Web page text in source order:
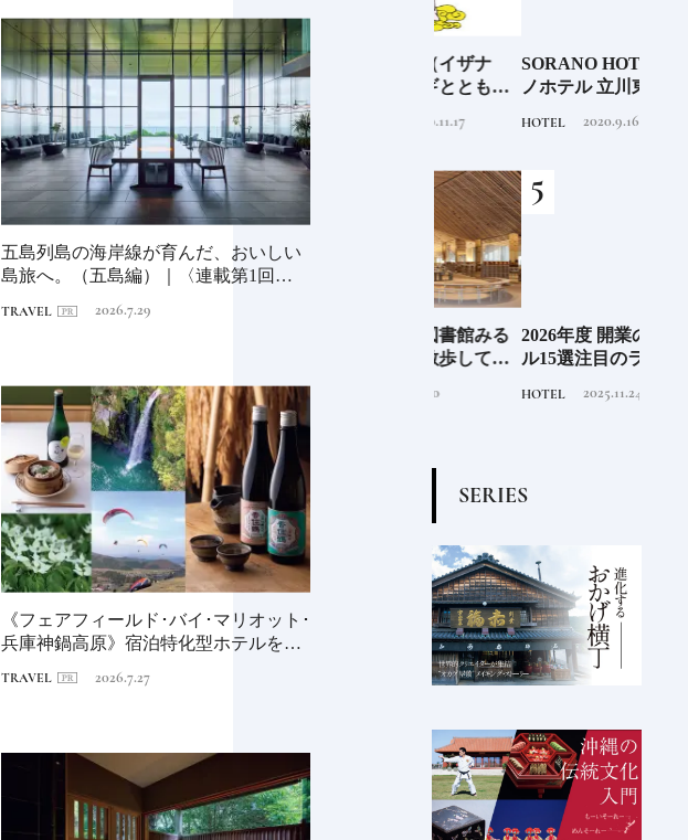
五島列島の海岸線が育んだ、おいしい
島旅へ。（五島編）｜〈連載第1回〉長
TRAVEL 2026.7.29
《フェアフィールド･バイ･マリオット･
兵庫神鍋高原》宿泊特化型ホテルを拠
TRAVEL 2026.7.27
日本の都市は緑地が少な
い？都市開発のキーは“緑
化”にあり！｜みどりのあ
るまちづくり①
INFORMATION 2025.4.21
る自然を原体験できる一
棟貸しホテル
HOTEL 2021.11.14
「伊邪那美神（イザナ
ミ）」イザナギとともに
多くの神様を生み出す日
本人なら知っておきたい
ニッポンの神様名鑑
TRADITION
るような図書空間
TRAVEL 2022.6.30
SORANO HOTEL ｜ソラ
ノホテル 立川東京駅から
【前編】
HOTEL 2020.9.16
2026年度 開業の新規ホテ
ル15選注目のラグジュア
点となるシティホテルま
HOTEL 2025.11.24
SERIES